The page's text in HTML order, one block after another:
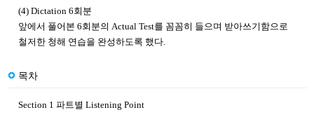
(4) Dictation 6회분
앞에서 풀어본 6회분의 Actual Test를 꼼꼼히 들으며 받아쓰기함으로
철저한 청해 연습을 완성하도록 했다.
목차
Section 1 파트별 Listening Point